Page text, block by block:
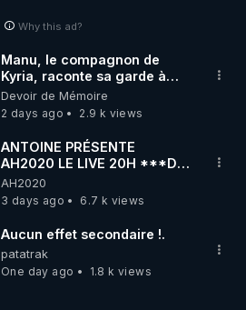
Why this ad?
Manu, le compagnon de
Kyria, raconte sa garde à
vue musclée. PARTAGEZ!
Devoir de Mémoire
2 days ago
2.9 k views
ANTOINE PRÉSENTE
AH2020 LE LIVE 20H ***DU
06/08/2026***
AH2020
3 days ago
6.7 k views
Aucun effet secondaire !.
patatrak
One day ago
1.8 k views